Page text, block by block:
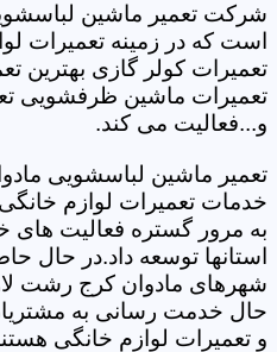
شرکت تعمیر ماشین
است که در زمینه تعمیرات
تعمیرات کولر گازی بهترین
تعمیرات ماشین ظرفشویی
و...فعالیت می کند.
تعمیر ماشین لباسشویی
خدمات تعمیرات لوازم خانگی
به مرور گستره فعالیت های
استانها توسعه داد.در حال
شهرهای مادوان کرج رشت
حال خدمت رسانی به
و تعمیرات لوازم خانگی